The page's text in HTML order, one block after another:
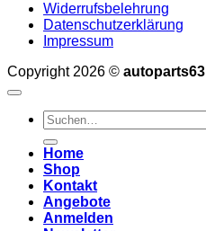
Widerrufsbelehrung
Datenschutzerklärung
Impressum
Copyright 2026 © autoparts63
Suchen
nach:
Home
Shop
Kontakt
Angebote
Anmelden